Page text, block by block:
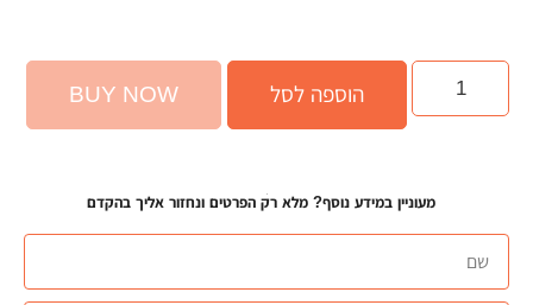
הוספה לסל BUY NOW
מעוניין במידע נוסף? מלא רק הפרטים ונחזור אליך בהקדם